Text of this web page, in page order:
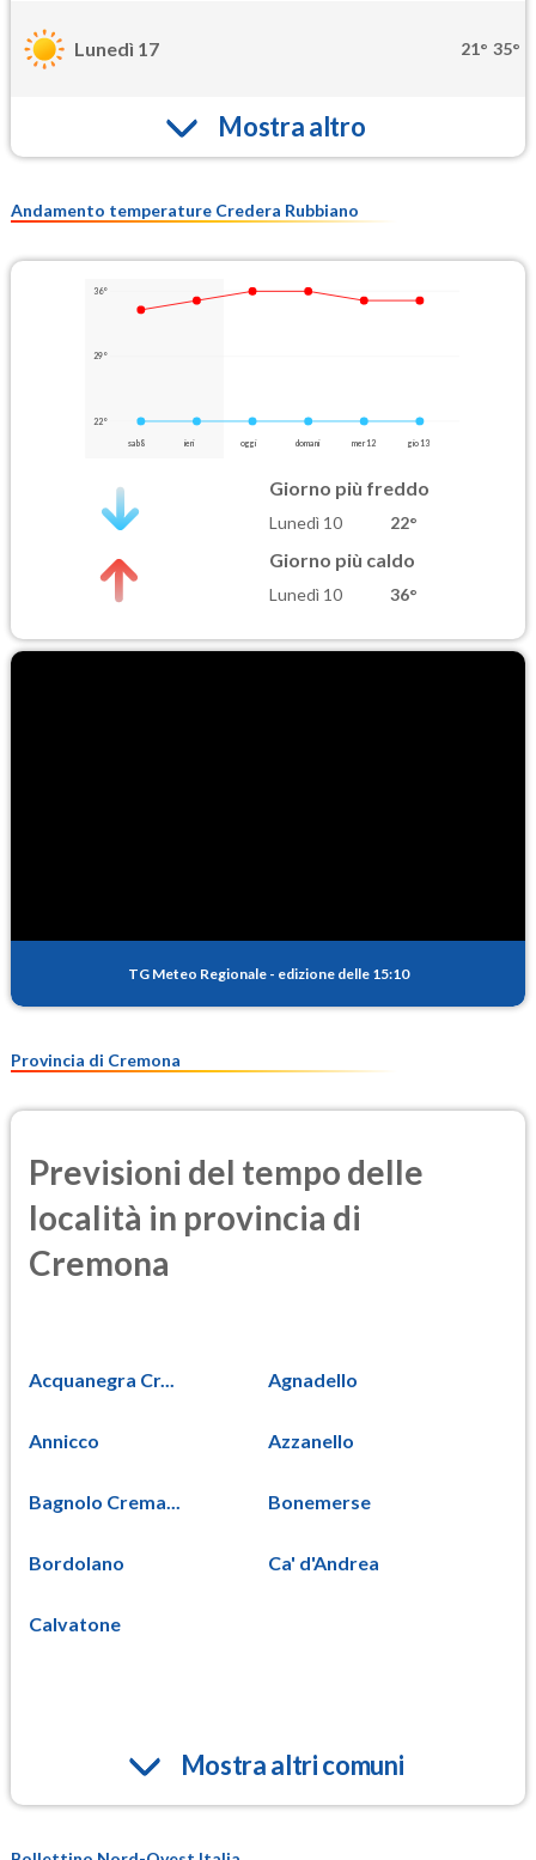
Lunedì 17 21° 35°
Mostra altro
Andamento temperature Credera Rubbiano
36°
29°
22°
sab 8 ieri oggi domani mer 12 gio 13
Giorno più freddo
Lunedì 10 22°
Giorno più caldo
Lunedì 10 36°
TG Meteo Regionale - edizione delle 15:10
Provincia di Cremona
Previsioni del tempo delle
località in provincia di
Cremona
Acquanegra Cr... Agnadello
Annicco Azzanello
Bagnolo Crema... Bonemerse
Bordolano Ca' d'Andrea
Calvatone
Mostra altri comuni